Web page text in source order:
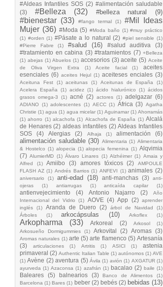
#Aldeas Infantiles SOS (2) #alimentación saludable
(3)
#Belleza (32) #belleza natural (9)
#bienestar (33) #fango termal (1)
#Mil Ideas
Mujer (36) #Moda (5) #Moda baño (1) #muy práctico
(1) #orden (1) #Pásate a lo natural (2) #piel sensible (1)
#Pierre Fabre
(1) #salud (16) #salud auditiva
(3)
#tratamiento en cabina (3) #tratamientos (7) +Belleza
(1) abejas (1) Abuelos (1) accesorios (3) aceite (5) Aceite
de Oliva Virgen Extra
(1) Aceite facial (1)
aceites
esenciales (6) aceites Hejul (1) aceiteses enciales (3)
Aceituna Fest (1) aceitunas (1) Aceitunas de España
(1)
Acelera España (1) acidez (1) ácido hialurónico (1) ácidos
grasos omega-3
(1) acné (2) actores (1) adelgazar (6)
ADIANO (1) adolescentes (1) AECC (1) África (3) Agatha
Christie (1) agua (1) agua micelar (1) Aguinamar (1) Ahorramás
(1) ahorro (1) alcachofa (1) Alcachofa de España (1) Alcalá
de Henares (2) aldeas infantiles (2) Aldeas Infantiles
SOS
(4) Alergias (2) Alhaja (1) alimentación (6)
alimentación saludable (30) Alimentaria (1) Alimentaria
& Hostelco (1) alopecia (1) alopecia femenina (1) Alqvimia
(7) AlumierMD (1) Álvaro Linares (1) Alzhéimer (1) Amaia y
Alfred
(1) Amiibo (3) amores tóxicos (2)
AMPOULE
FLASH AZ (1) Andrés Barrios (1) ANFEVI (1) animales (2)
aniversario (1) anti-edad (18) anti-manchas (3)
anti-
ojeras
(1) antiarrugas (1) anticaída capilar (1)
antienvejecimiento (4) Antonio Najarro (2)
Año
Internacional del Vidrio
(1) AOVE (4) App (2) aprender
inglés
(1) Aranda de Duero (2) árbol de Navidad
(1)
Árboles
(1) arkocápsulas (10) Arkoflex (1)
Arkopharma (33) Arkoreal (2) Arkosol
(1)
Arkosueño Dormigummies
(1) Arkovital (2) Aromas (3)
Aromas naturales (1) arte (5) arte flamenco (5) Artesanía
(3)
articulaciones (1) Artritis (1) ASICI (1)
astenia
primaveral (2) Authentic Italian Table (1) autónomos (1) AVE
(1) Avène (2) aventura (5) Ávila (1) avión (1) AXGATUR (1)
ayurveda (1) Azaconsa (1) azafrán (1) bacalao (2) baile (1)
Baleares (5) balnearios (3) Banco de Alimentos
(1)
Barcelona (1) Bares (1) beber (2) bebés (2) bebidas (13)